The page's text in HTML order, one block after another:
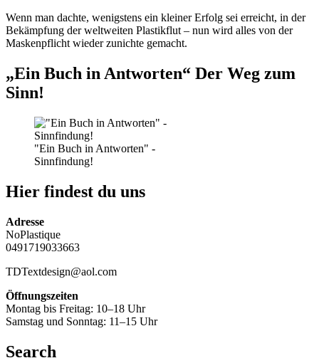
Wenn man dachte, wenigstens ein kleiner Erfolg sei erreicht, in der
Bekämpfung der weltweiten Plastikflut – nun wird alles von der
Maskenpflicht wieder zunichte gemacht.
„Ein Buch in Antworten“ Der Weg zum
Sinn!
"Ein Buch in Antworten" -
Sinnfindung!
Hier findest du uns
Adresse
NoPlastique
0491719033663
TDTextdesign@aol.com
Öffnungszeiten
Montag bis Freitag: 10–18 Uhr
Samstag und Sonntag: 11–15 Uhr
Search